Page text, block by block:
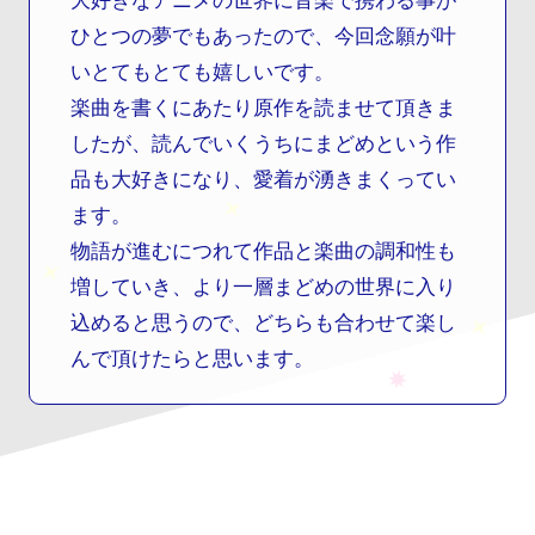
ひとつの夢でもあったので、今回念願が叶
いとてもとても嬉しいです。
楽曲を書くにあたり原作を読ませて頂きま
したが、読んでいくうちにまどめという作
品も大好きになり、愛着が湧きまくってい
ます。
物語が進むにつれて作品と楽曲の調和性も
増していき、より一層まどめの世界に入り
込めると思うので、どちらも合わせて楽し
んで頂けたらと思います。